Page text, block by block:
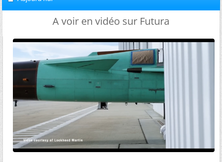
A voir en vidéo sur Futura